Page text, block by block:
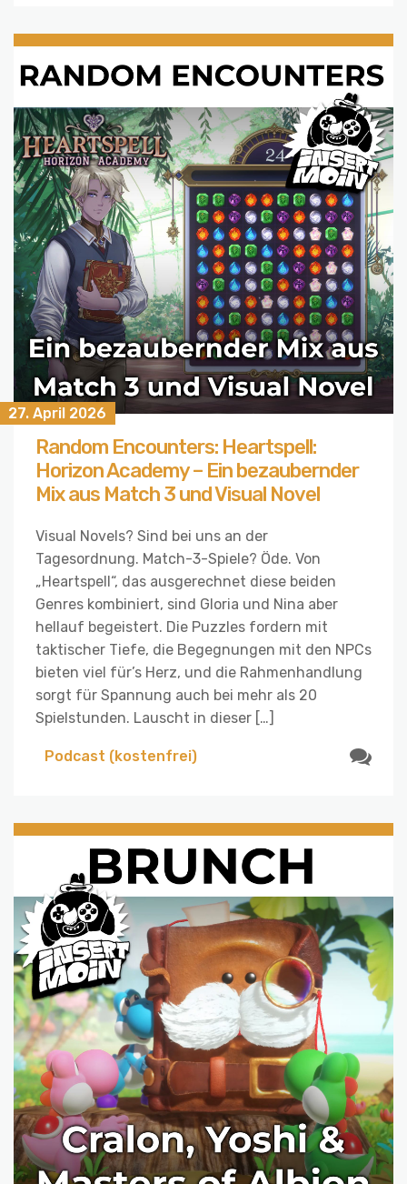
27. April 2026
Random Encounters: Heartspell:
Horizon Academy – Ein bezaubernder
Mix aus Match 3 und Visual Novel
Visual Novels? Sind bei uns an der
Tagesordnung. Match-3-Spiele? Öde. Von
„Heartspell“, das ausgerechnet diese beiden
Genres kombiniert, sind Gloria und Nina aber
hellauf begeistert. Die Puzzles fordern mit
taktischer Tiefe, die Begegnungen mit den NPCs
bieten viel für’s Herz, und die Rahmenhandlung
sorgt für Spannung auch bei mehr als 20
Spielstunden. Lauscht in dieser […]
Podcast (kostenfrei)